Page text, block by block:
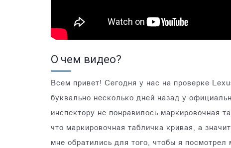
О чем видео?
Всем привет! Сегодня у нас на проверке
буквально несколько дней назад у
инспектору не понравилось маркировочная
что маркировочная табличка кривая, а
мне обратились для того, чтобы я